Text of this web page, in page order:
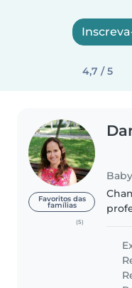
4,7 / 5
Favoritos das
famílias
(5)